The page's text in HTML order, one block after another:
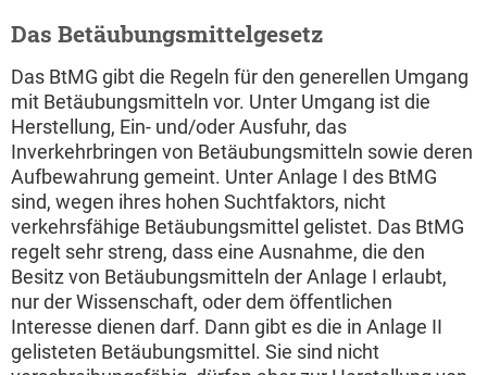
Das Betäubungsmittelgesetz
Das BtMG gibt die Regeln für den generellen Umgang
mit Betäubungsmitteln vor. Unter Umgang ist die
Herstellung, Ein- und/oder Ausfuhr, das
Inverkehrbringen von Betäubungsmitteln sowie deren
Aufbewahrung gemeint. Unter Anlage I des BtMG
sind, wegen ihres hohen Suchtfaktors, nicht
verkehrsfähige Betäubungsmittel gelistet. Das BtMG
regelt sehr streng, dass eine Ausnahme, die den
Besitz von Betäubungsmitteln der Anlage I erlaubt,
nur der Wissenschaft, oder dem öffentlichen
Interesse dienen darf. Dann gibt es die in Anlage II
gelisteten Betäubungsmittel. Sie sind nicht